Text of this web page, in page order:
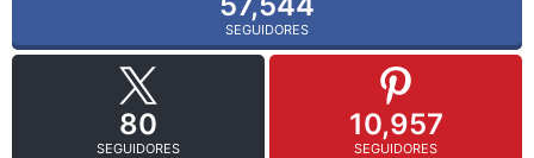
SEGUIDORES
80
SEGUIDORES
10,957
SEGUIDORES